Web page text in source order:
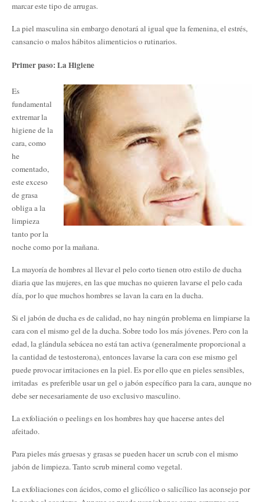
marcar este tipo de arrugas.
La piel masculina sin embargo denotará al igual que la femenina, el estrés,
cansancio o malos hábitos alimenticios o rutinarios.
Primer paso: La Higiene
Es
fundamental
extremar la
higiene de la
cara, como
he
comentado,
este exceso
de grasa
obliga a la
limpieza
tanto por la
noche como por la mañana.
La mayoría de hombres al llevar el pelo corto tienen otro estilo de ducha
diaria que las mujeres, en las que muchas no quieren lavarse el pelo cada
día, por lo que muchos hombres se lavan la cara en la ducha.
Si el jabón de ducha es de calidad, no hay ningún problema en limpiarse la
cara con el mismo gel de la ducha. Sobre todo los más jóvenes. Pero con la
edad, la glándula sebácea no está tan activa (generalmente proporcional a
la cantidad de testosterona), entonces lavarse la cara con ese mismo gel
puede provocar irritaciones en la piel. Es por ello que en pieles sensibles,
irritadas es preferible usar un gel o jabón específico para la cara, aunque no
debe ser necesariamente de uso exclusivo masculino.
La exfoliación o peelings en los hombres hay que hacerse antes del
afeitado.
Para pieles más gruesas y grasas se pueden hacer un scrub con el mismo
jabón de limpieza. Tanto scrub mineral como vegetal.
La exfoliaciones con ácidos, como el glicólico o salicílico las aconsejo por